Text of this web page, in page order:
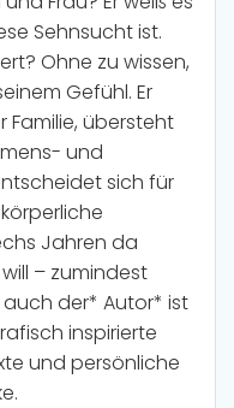
Sehnsucht ist.
Ohne zu wissen,
Gefühl. Er
Familie, übersteht
und
sich für
Jahren da
– zumindest
auch der* Autor* ist
inspirierte
und persönliche